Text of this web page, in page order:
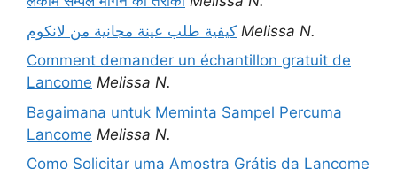
كيفية طلب عينة مجانية من لانكوم Melissa N.
Comment demander un échantillon gratuit de
Lancome Melissa N.
Bagaimana untuk Meminta Sampel Percuma
Lancome Melissa N.
Como Solicitar uma Amostra Grátis da Lancome